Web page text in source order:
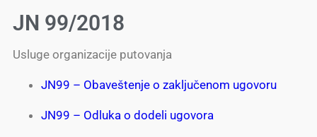
JN 99/2018
Usluge organizacije putovanja
JN99 – Obaveštenje o zaključenom ugovoru
JN99 – Odluka o dodeli ugovora